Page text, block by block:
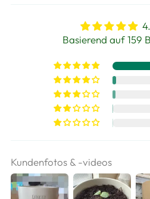
Basierend auf 159
Kundenfotos & -videos